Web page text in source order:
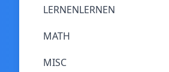
LERNENLERNEN
MATH
MISC